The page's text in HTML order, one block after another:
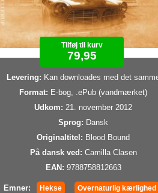
Tilføj til kurv
79,95
Levering: Kan downloades med det
Format: E-bog, .ePub (vandmærket)
Udkom: 21. november 2012
Sprog: Dansk
Originaltitel: Blood Bound
På dansk ved: Camilla Clasen
EAN: 9788758812663
Emner: Hekse Overnaturlig kærlighed